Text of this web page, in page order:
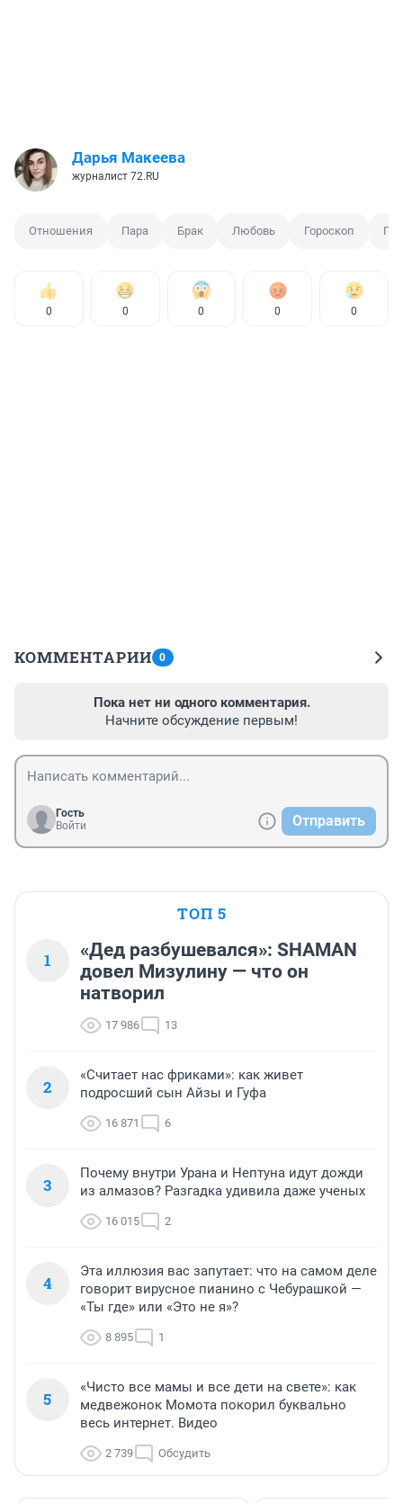
Дарья Макеева
журналист 72.RU
Отношения Пара Брак Любовь Гороскоп
0 0 0 0 0
КОММЕНТАРИИ 0
Пока нет ни одного комментария.
Начните обсуждение первым!
Гость
Войти
Отправить
ТОП 5
1
«Дед разбушевался»: SHAMAN
довел Мизулину — что он
натворил
17 986 13
2
«Считает нас фриками»: как живет
подросший сын Айзы и Гуфа
16 871 6
3
Почему внутри Урана и Нептуна идут дожди
из алмазов? Разгадка удивила даже ученых
16 015 2
4
Эта иллюзия вас запутает: что на самом деле
говорит вирусное пианино с Чебурашкой —
«Ты где» или «Это не я»?
8 895 1
5
«Чисто все мамы и все дети на свете»: как
медвежонок Момота покорил буквально
весь интернет. Видео
2 739 Обсудить